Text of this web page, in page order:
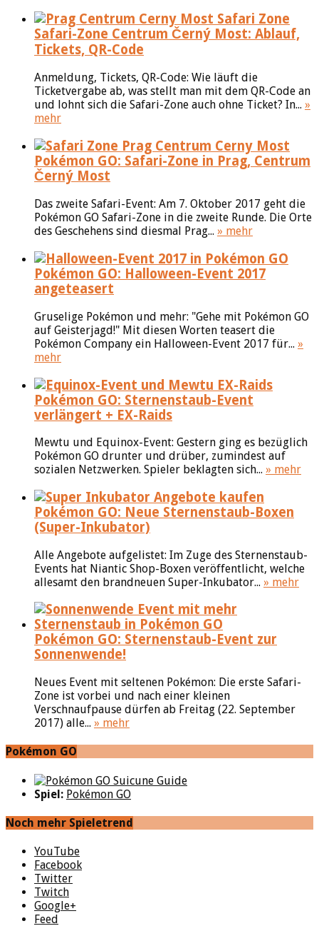
Safari-Zone Centrum Černý Most: Ablauf,
Tickets, QR-Code
Anmeldung, Tickets, QR-Code: Wie läuft die
Ticketvergabe ab, was stellt man mit dem QR-Code an
und lohnt sich die Safari-Zone auch ohne Ticket? In... »
mehr
Pokémon GO: Safari-Zone in Prag, Centrum
Černý Most
Das zweite Safari-Event: Am 7. Oktober 2017 geht die
Pokémon GO Safari-Zone in die zweite Runde. Die Orte
des Geschehens sind diesmal Prag... » mehr
Pokémon GO: Halloween-Event 2017
angeteasert
Gruselige Pokémon und mehr: "Gehe mit Pokémon GO
auf Geisterjagd!" Mit diesen Worten teasert die
Pokémon Company ein Halloween-Event 2017 für... »
mehr
Pokémon GO: Sternenstaub-Event
verlängert + EX-Raids
Mewtu und Equinox-Event: Gestern ging es bezüglich
Pokémon GO drunter und drüber, zumindest auf
sozialen Netzwerken. Spieler beklagten sich... » mehr
Pokémon GO: Neue Sternenstaub-Boxen
(Super-Inkubator)
Alle Angebote aufgelistet: Im Zuge des Sternenstaub-
Events hat Niantic Shop-Boxen veröffentlicht, welche
allesamt den brandneuen Super-Inkubator... » mehr
Pokémon GO: Sternenstaub-Event zur
Sonnenwende!
Neues Event mit seltenen Pokémon: Die erste Safari-
Zone ist vorbei und nach einer kleinen
Verschnaufpause dürfen ab Freitag (22. September
2017) alle... » mehr
Pokémon GO
Spiel: Pokémon GO
Noch mehr Spieletrend
YouTube
Facebook
Twitter
Twitch
Google+
Feed